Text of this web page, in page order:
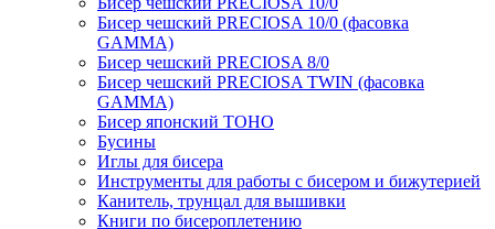
Бисер чешский PRECIOSA 10/0 (фасовка
GAMMA)
Бисер чешский PRECIOSA 8/0
Бисер чешский PRECIOSA TWIN (фасовка
GAMMA)
Бисер японский TOHO
Бусины
Иглы для бисера
Инструменты для работы с бисером и бижутерией
Канитель, трунцал для вышивки
Книги по бисероплетению